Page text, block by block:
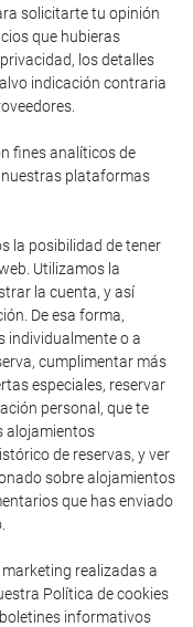
solicitarte tu opinión
que hubieras
los detalles
indicación contraria
fines analíticos de
nuestras plataformas
la posibilidad de tener
Utilizamos la
la cuenta, y así
De esa forma,
individualmente o a
cumplimentar más
especiales, reservar
personal, que te
alojamientos
de reservas, y ver
sobre alojamientos
que has enviado
realizadas a
Política de cookies
informativos